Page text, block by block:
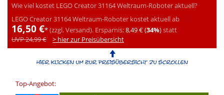
Wie viel kostet LEGO Creator 31164 Weltraum-Roboter aktuell?
LEGO Creator 31164 Weltraum-Roboter kostet aktuell ab
16,50 €*(zzgl. Versand). Ersparnis:8,49 € (34%)statt
UVP 24,99 €
> hier zur Preisübersicht
Top-Angebot: